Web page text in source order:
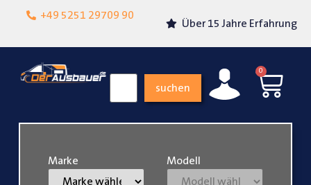
+49 5251 29709 90
Lokalgeschäft in
Über 15 Jahre Erfahrung
suchen
0
Marke Modell